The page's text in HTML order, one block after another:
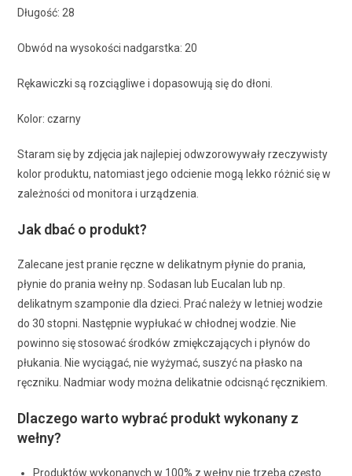
Długość: 28
Obwód na wysokości nadgarstka: 20
Rękawiczki są rozciągliwe i dopasowują się do dłoni.
Kolor: czarny
Staram się by zdjęcia jak najlepiej odwzorowywały rzeczywisty
kolor produktu, natomiast jego odcienie mogą lekko różnić się w
zależności od monitora i urządzenia.
Jak dbać o produkt?
Zalecane jest pranie ręczne w delikatnym płynie do prania,
płynie do prania wełny np. Sodasan lub Eucalan lub np.
delikatnym szamponie dla dzieci. Prać należy w letniej wodzie
do 30 stopni. Następnie wypłukać w chłodnej wodzie. Nie
powinno się stosować środków zmiękczających i płynów do
płukania. Nie wyciągać, nie wyżymać, suszyć na płasko na
ręczniku. Nadmiar wody można delikatnie odcisnąć ręcznikiem.
Dlaczego warto wybrać produkt wykonany z
wełny?
Produktów wykonanych w 100% z wełny nie trzeba często